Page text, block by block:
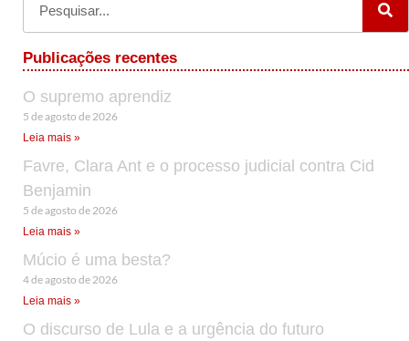
Publicações recentes
O supremo aprendiz
5 de agosto de 2026
Leia mais »
Favre, Clara Ant e o processo judicial contra Cid
Benjamin
5 de agosto de 2026
Leia mais »
Múcio é uma besta?
4 de agosto de 2026
Leia mais »
O discurso de Lula e a urgência do futuro